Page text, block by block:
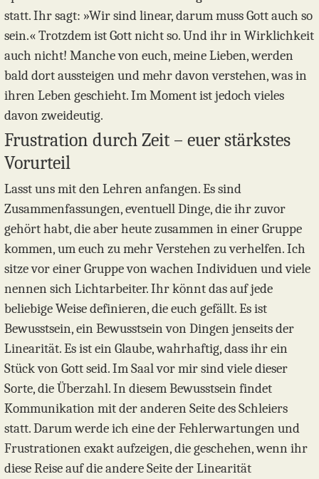
statt. Ihr sagt: »Wir sind linear, darum muss Gott auch so
sein.« Trotzdem ist Gott nicht so. Und ihr in Wirklichkeit
auch nicht! Manche von euch, meine Lieben, werden
bald dort aussteigen und mehr davon verstehen, was in
ihren Leben geschieht. Im Moment ist jedoch vieles
davon zweideutig.
Frustration durch Zeit – euer stärkstes
Vorurteil
Lasst uns mit den Lehren anfangen. Es sind
Zusammenfassungen, eventuell Dinge, die ihr zuvor
gehört habt, die aber heute zusammen in einer Gruppe
kommen, um euch zu mehr Verstehen zu verhelfen. Ich
sitze vor einer Gruppe von wachen Individuen und viele
nennen sich Lichtarbeiter. Ihr könnt das auf jede
beliebige Weise definieren, die euch gefällt. Es ist
Bewusstsein, ein Bewusstsein von Dingen jenseits der
Linearität. Es ist ein Glaube, wahrhaftig, dass ihr ein
Stück von Gott seid. Im Saal vor mir sind viele dieser
Sorte, die Überzahl. In diesem Bewusstsein findet
Kommunikation mit der anderen Seite des Schleiers
statt. Darum werde ich eine der Fehlerwartungen und
Frustrationen exakt aufzeigen, die geschehen, wenn ihr
diese Reise auf die andere Seite der Linearität